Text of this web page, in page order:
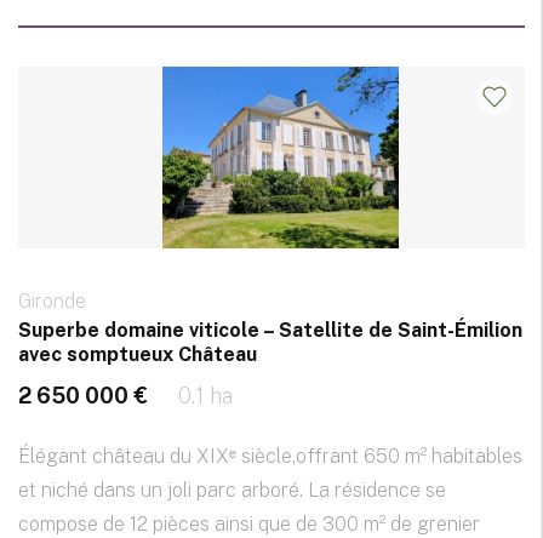
Gironde
Superbe domaine viticole – Satellite de Saint-Émilion
avec somptueux Château
2 650 000 € 0.1 ha
Élégant château du XIXᵉ siècle,offrant 650 m² habitables
et niché dans un joli parc arboré. La résidence se
compose de 12 pièces ainsi que de 300 m² de grenier